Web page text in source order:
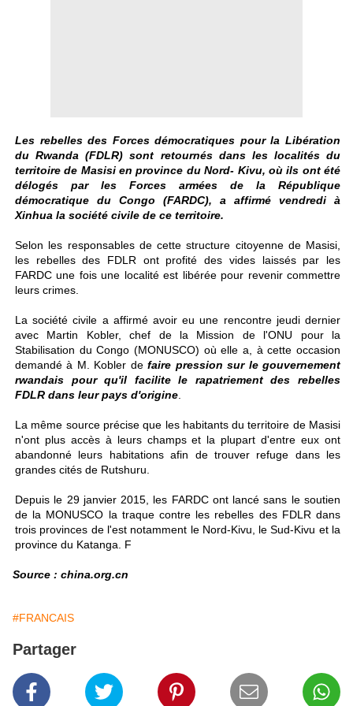
Les rebelles des Forces démocratiques pour la Libération
du Rwanda (FDLR) sont retournés dans les localités du
territoire de Masisi en province du Nord- Kivu, où ils ont été
délogés par les Forces armées de la République
démocratique du Congo (FARDC), a affirmé vendredi à
Xinhua la société civile de ce territoire.
Selon les responsables de cette structure citoyenne de Masisi,
les rebelles des FDLR ont profité des vides laissés par les
FARDC une fois une localité est libérée pour revenir commettre
leurs crimes.
La société civile a affirmé avoir eu une rencontre jeudi dernier
avec Martin Kobler, chef de la Mission de l'ONU pour la
Stabilisation du Congo (MONUSCO) où elle a, à cette occasion
demandé à M. Kobler defaire pression sur le gouvernement
rwandais pour qu'il facilite le rapatriement des rebelles
FDLR dans leur pays d'origine
La même source précise que les habitants du territoire de Masisi
n'ont plus accès à leurs champs et la plupart d'entre eux ont
abandonné leurs habitations afin de trouver refuge dans les
grandes cités de Rutshuru.
Depuis le 29 janvier 2015, les FARDC ont lancé sans le soutien
de la MONUSCO la traque contre les rebelles des FDLR dans
trois provinces de l'est notamment le Nord-Kivu, le Sud-Kivu et la
province du Katanga. F
Source : china.org.cn
#FRANCAIS
Partager